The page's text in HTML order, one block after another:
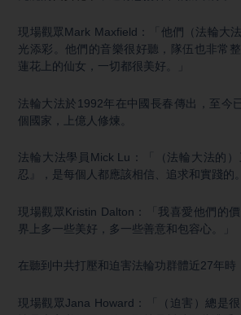
現場觀眾Mark Maxfield：「他們（法輪大
光添彩。他們的音樂很好聽，隊伍也非常
蓮花上的仙女，一切都很美好。」
法輪大法於1992年在中國長春傳出，至今
個國家，上億人修煉。
法輪大法學員Mick Lu：「（法輪大法的）
忍』，是每個人都應該相信、追求和實踐的
現場觀眾Kristin Dalton：「我喜愛他們的
界上多一些美好，多一些善意和包容心。」
在聽到中共打壓和迫害法輪功群體近27年時
現場觀眾Jana Howard：「（迫害）總是